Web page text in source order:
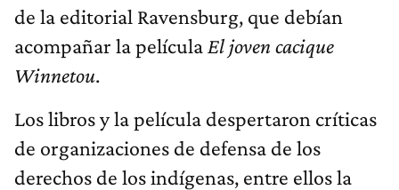
de la editorial Ravensburg, que debían
acompañar la película El joven cacique
Winnetou.
Los libros y la película despertaron críticas
de organizaciones de defensa de los
derechos de los indígenas, entre ellos la